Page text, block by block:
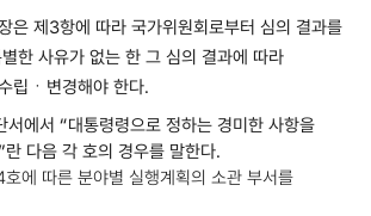
은 제3항에 따라 국가위원회로부터 심의 결과를
한 사유가 없는 한 그 심의 결과에 따라
립ㆍ변경해야 한다.
에서 “대통령령으로 정하는 경미한 사항을
란 다음 각 호의 경우를 말한다.
에 따른 분야별 실행계획의 소관 부서를